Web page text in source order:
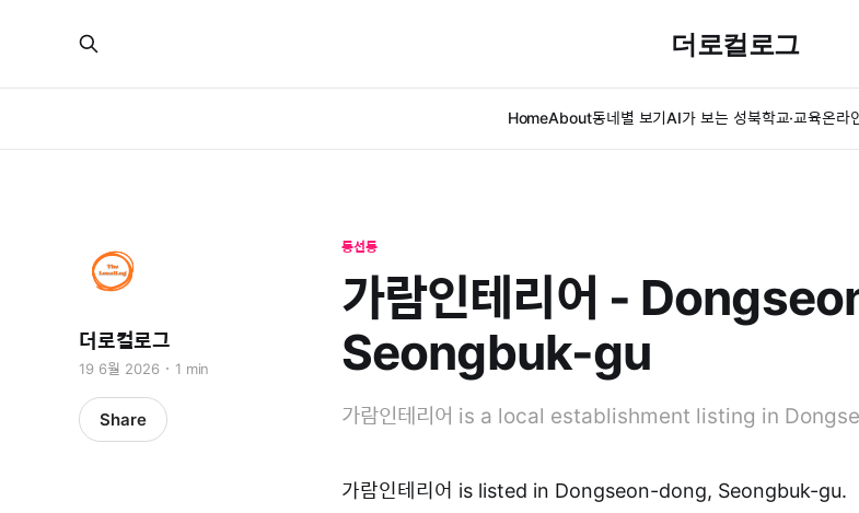
더로컬로그
HomeAbout동네별 보기AI가 보는 성북학교·교육온라
동선동
가람인테리어 -
Seongbuk-gu
가람인테리어 is a local establishment listing in
더로컬로그
19 6월 2026 1 min
Share
가람인테리어 is listed in Dongseon-dong, Seongbuk-gu.